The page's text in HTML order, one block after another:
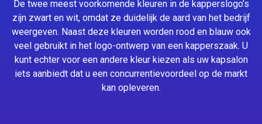
De twee meest voorkomende kleuren in de kapperslogo’s
zijn zwart en wit, omdat ze duidelijk de aard van het bedrijf
weergeven. Naast deze kleuren worden rood en blauw ook
veel gebruikt in het logo-ontwerp van een kapperszaak. U
kunt echter voor een andere kleur kiezen als uw kapsalon
iets aanbiedt dat u een concurrentievoordeel op de markt
kan opleveren.